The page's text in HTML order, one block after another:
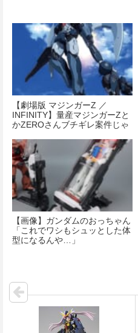
【劇場版 マジンガーZ ／
INFINITY】量産マジンガーZと
かZEROさんブチギレ案件じゃ
【画像】ガンダムのおっちゃん
「これでワシもシュッとした体
型になるんや…」